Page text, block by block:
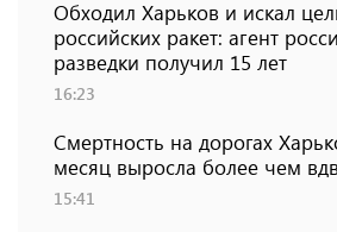
Обходил Харьков и искал
российских ракет: агент
разведки получил 15 лет
16:23
Смертность на дорогах
месяц выросла более чем
15:41